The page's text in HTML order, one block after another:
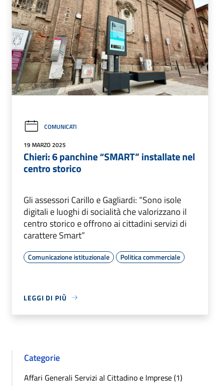
COMUNICATI
19 MARZO 2025
Chieri: 6 panchine “SMART” installate nel
centro storico
Gli assessori Carillo e Gagliardi: “Sono isole
digitali e luoghi di socialità che valorizzano il
centro storico e offrono ai cittadini servizi di
carattere Smart”
Comunicazione istituzionale Politica commerciale
LEGGI DI PIÙ
Categorie
Affari Generali Servizi al Cittadino e Imprese (1)